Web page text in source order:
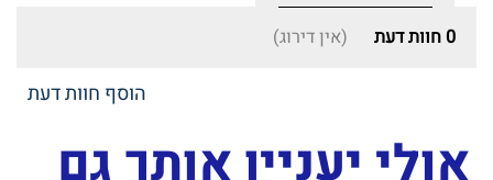
0 חוות דעת (אין דירוג)
הוסף חוות דעת
אולי יעניין אותך גם